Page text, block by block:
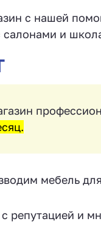
с нашей
салонами и
мебель
репутацией и